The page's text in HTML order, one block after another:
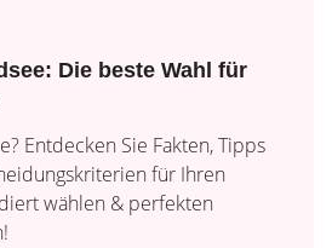
Die beste Wahl für
Entdecken Sie Fakten, Tipps
für Ihren
wählen & perfekten